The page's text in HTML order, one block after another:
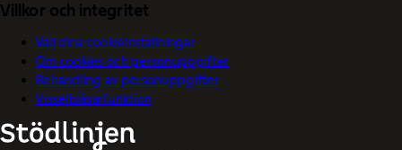
Villkor och integritet
Välj dina cookieinställningar
Om cookies och personuppgifter
Behandling av personuppgifter
Visselblåsarfunktion